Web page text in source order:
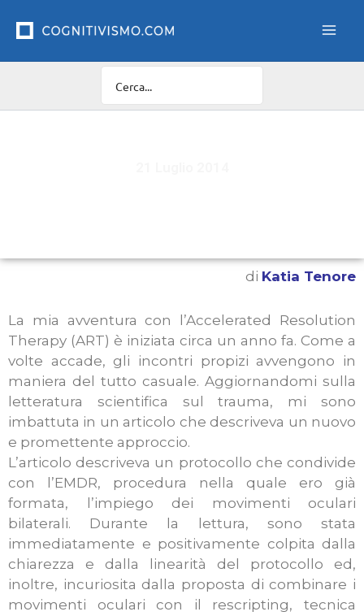
di Katia Tenore
La mia avventura con l’Accelerated Resolution
Therapy (ART) è iniziata circa un anno fa. Come a
volte accade, gli incontri propizi avvengono in
maniera del tutto casuale. Aggiornandomi sulla
letteratura scientifica sul trauma, mi sono
imbattuta in un articolo che descriveva un nuovo
e promettente approccio.
L’articolo descriveva un protocollo che condivide
con l’EMDR, procedura nella quale ero già
formata, l’impiego dei movimenti oculari
bilaterali. Durante la lettura, sono stata
immediatamente e positivamente colpita dalla
chiarezza e dalla linearità del protocollo ed,
inoltre, incuriosita dalla proposta di combinare i
movimenti oculari con il rescripting, tecnica